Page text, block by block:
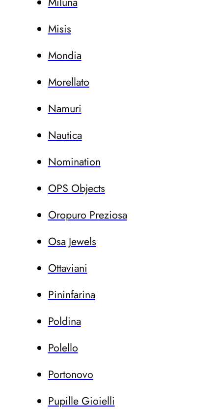
Misis
Mondia
Morellato
Namuri
Nautica
Nomination
OPS Objects
Oropuro Preziosa
Osa Jewels
Ottaviani
Pininfarina
Poldina
Polello
Portonovo
Pupille Gioielli